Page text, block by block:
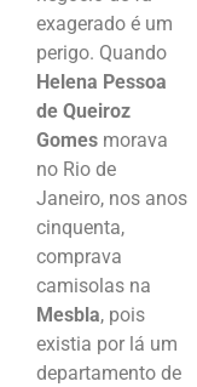
exagerado é um
perigo. Quando
Helena Pessoa
de Queiroz
Gomes morava
no Rio de
Janeiro, nos anos
cinquenta,
comprava
camisolas na
Mesbla, pois
existia por lá um
departamento de